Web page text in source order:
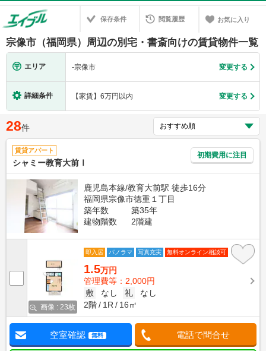
保存条件 閲覧履歴 お気に入り
宗像市（福岡県）周辺の別宅・書斎向けの賃貸物件一覧
エリア -宗像市 変更する
詳細条件 【家賃】6万円以内 変更する
28件
賃貸アパート
シャミー教育大前Ⅰ
初期費用に注目
鹿児島本線/教育大前駅 徒歩16分
福岡県宗像市徳重１丁目
築年数
築35年
建物階数
2階建
画像 : 23枚
即入居 パノラマ 写真充実 無料オンライン相談可
1.5万円
管理費等：2,000円
敷
なし 礼
なし
2階
1R 16㎡
空室確認 無料 電話で問合せ